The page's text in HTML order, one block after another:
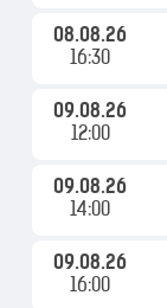
08.08.26
16:30
09.08.26
12:00
09.08.26
14:00
09.08.26
16:00